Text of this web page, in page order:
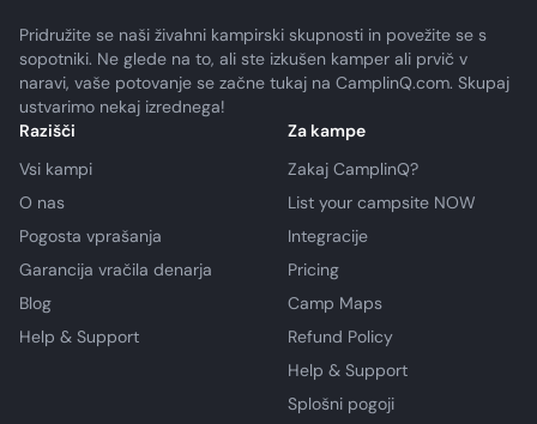
Pridružite se naši živahni kampirski skupnosti in povežite se s
sopotniki. Ne glede na to, ali ste izkušen kamper ali prvič v
naravi, vaše potovanje se začne tukaj na CamplinQ.com. Skupaj
ustvarimo nekaj izrednega!
Razišči
Vsi kampi
O nas
Pogosta vprašanja
Garancija vračila denarja
Blog
Help & Support
Za kampe
Zakaj CamplinQ?
List your campsite NOW
Integracije
Pricing
Camp Maps
Refund Policy
Help & Support
Splošni pogoji